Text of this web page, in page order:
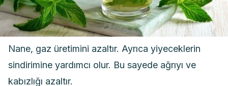
Nane, gaz üretimini azaltır. Ayrıca yiyeceklerin
sindirimine yardımcı olur. Bu sayede ağrıyı ve
kabızlığı azaltır.